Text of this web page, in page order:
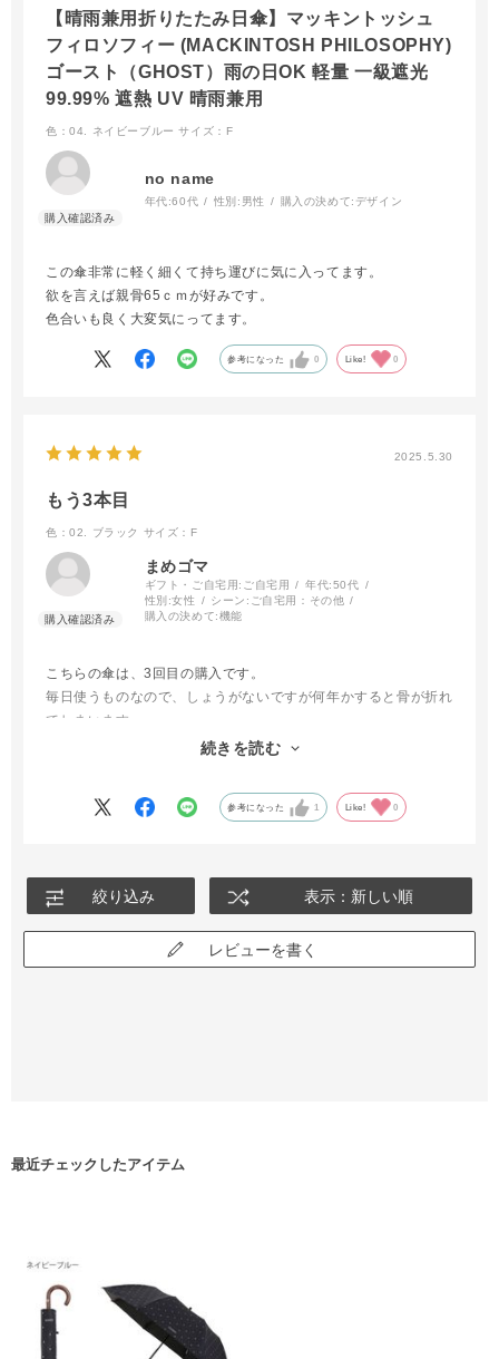
【晴雨兼用折りたたみ日傘】マッキントッシュ
フィロソフィー (MACKINTOSH PHILOSOPHY)
ゴースト（GHOST）雨の日OK 軽量 一級遮光
99.99% 遮熱 UV 晴雨兼用
色：04. ネイビーブルー サイズ：F
no name
年代:60代 性別: 男性 購入の決めて: デザイン
この傘非常に軽く細くて持ち運びに気に入ってます。
欲を言えば親骨65ｃｍが好みです。
色合いも良く大変気にってます。
参考になった 0 Like! 0
2025.5.30
もう3本目
色：02. ブラック サイズ：F
まめゴマ
ギフト・ご自宅用: ご自宅用 年代:50代
性別:女性 シーン: ご自宅用：その他
購入の決めて:機能
こちらの傘は、3回目の購入です。
毎日使うものなので、しょうがないですが何年かすると骨が折れ
てしまいます。
でも、大きさの割に軽いし使い勝手は最高です。
続きを読む
参考になった 1 Like! 0
絞り込み 表示：新しい順
レビューを書く
最近チェックしたアイテム